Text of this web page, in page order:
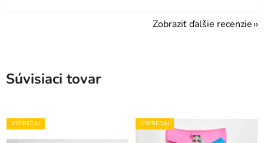
Zobraziť ďalšie recenzie
Súvisiaci tovar
VÝPREDAJ VÝPREDAJ